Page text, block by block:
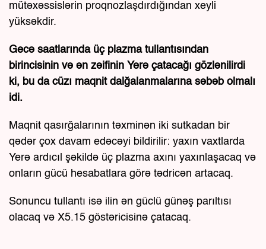
mütəxəssislərin proqnozlaşdırdığından xeyli
yüksəkdir.
Gecə saatlarında üç plazma tullantısından
birincisinin və ən zəifinin Yerə çatacağı gözlənilirdi
ki, bu da cüzı maqnit dalğalanmalarına səbəb olmalı
idi.
Maqnit qasırğalarının təxminən iki sutkadan bir
qədər çox davam edəcəyi bildirilir: yaxın vaxtlarda
Yerə ardıcıl şəkildə üç plazma axını yaxınlaşacaq və
onların gücü hesabatlara görə tədricən artacaq.
Sonuncu tullantı isə ilin ən güclü günəş parıltısı
olacaq və X5.15 göstəricisinə çatacaq.